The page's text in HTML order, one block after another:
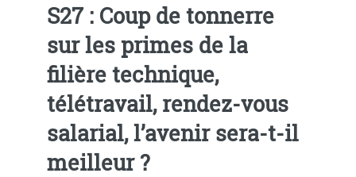
S27 : Coup de tonnerre
sur les primes de la
filière technique,
télétravail, rendez-vous
salarial, l’avenir sera-t-il
meilleur ?